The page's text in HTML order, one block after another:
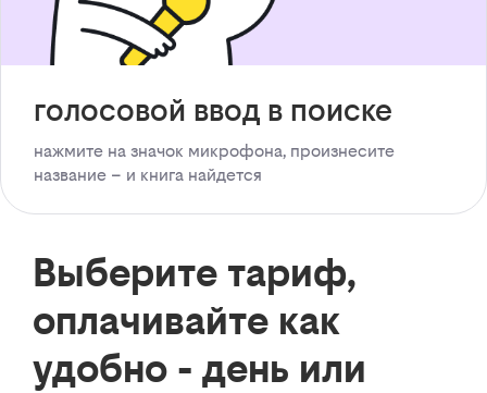
голосовой ввод в поиске
нажмите на значок микрофона, произнесите
название – и книга найдется
Выберите тариф,
оплачивайте как
удобно - день или